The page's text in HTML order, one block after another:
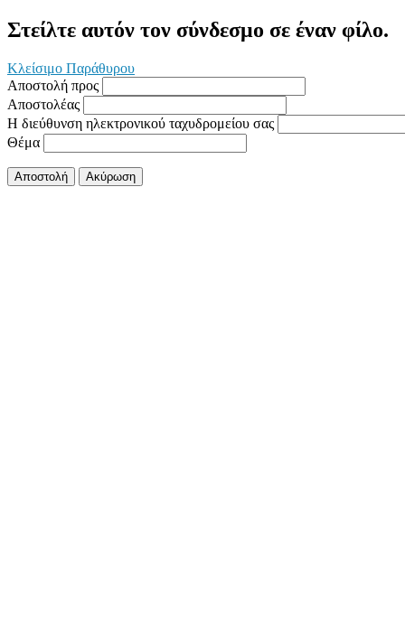
Στείλτε αυτόν τον σύνδεσμο σε έναν φίλο.
Κλείσιμο Παράθυρου
Αποστολή προς
Αποστολέας
Η διεύθυνση ηλεκτρονικού ταχυδρομείου σας
Θέμα
Αποστολή Ακύρωση